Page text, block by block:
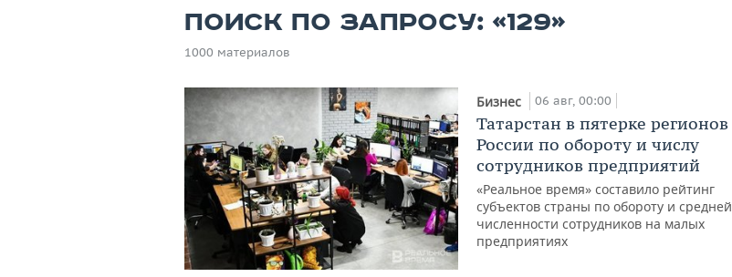
Поиск по запросу: «129»
1000 материалов
Бизнес 06 авг, 00:00
Татарстан в пятерке регионов
России по обороту и числу
сотрудников предприятий
«Реальное время» составило рейтинг
субъектов страны по обороту и средней
численности сотрудников на малых
предприятиях